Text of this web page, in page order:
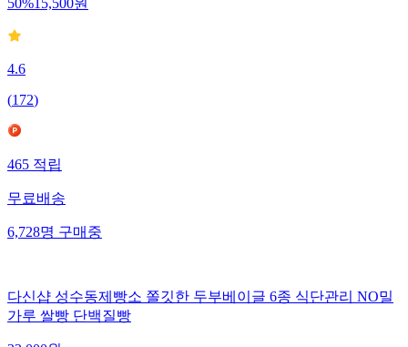
50%15,500원
4.6
(172)
465적립
무료배송
6,728명구매중
다신샵 성수동제빵소 쫄깃한 두부베이글 6종 식단관리 NO밀
가루 쌀빵 단백질빵